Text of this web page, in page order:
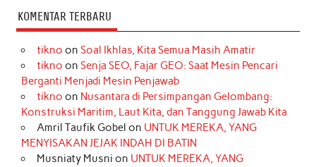
KOMENTAR TERBARU
tikno on Soal Ikhlas, Kita Semua Masih Amatir
tikno on Senja SEO, Fajar GEO: Saat Mesin Pencari
Berganti Menjadi Mesin Penjawab
tikno on Nusantara di Persimpangan Gelombang:
Konstruksi Maritim, Laut Kita, dan Tanggung Jawab Kita
Amril Taufik Gobel on UNTUK MEREKA, YANG
MENYISAKAN JEJAK INDAH DI BATIN
Musniaty Musni on UNTUK MEREKA, YANG